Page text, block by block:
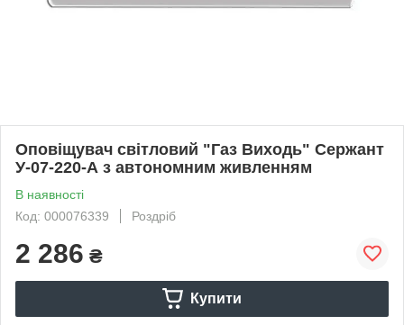
Оповіщувач світловий "Газ Виходь" Сержант
У-07-220-А з автономним живленням
В наявності
Код: 000076339
Роздріб
2 286 ₴
Купити